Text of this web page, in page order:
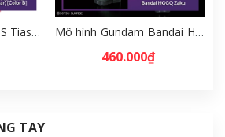
Mô hình Bandai 30MS Tiasha (Dahlia Wear) [Color B] [GDB] [30MS] Mô hình Gundam Bandai HGGQ Zaku 1/144 – MSG GQuuuuuuX [GDB] [BHG]
460.000₫
TAY